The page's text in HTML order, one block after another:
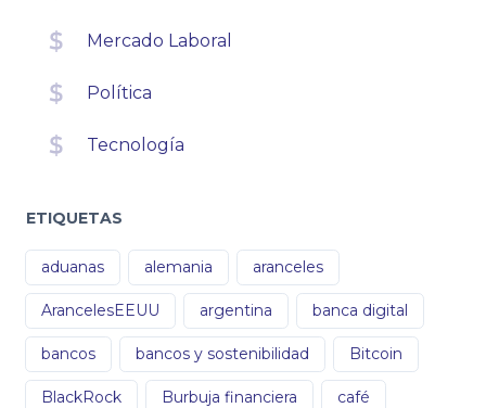
Mercado Laboral
Política
Tecnología
ETIQUETAS
aduanas alemania aranceles
ArancelesEEUU argentina banca digital
bancos bancos y sostenibilidad Bitcoin
BlackRock Burbuja financiera café